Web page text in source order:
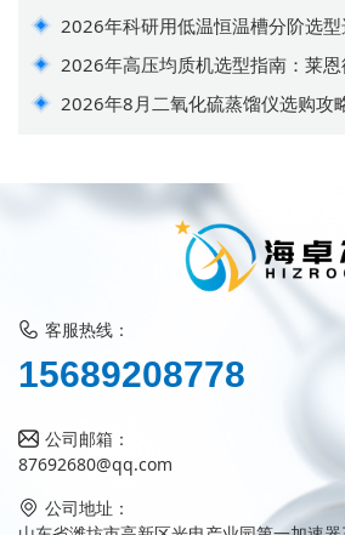
2026年科研用低温恒温槽分阶选
2026年高压均质机选型指南：莱
2026年8月二氧化硫蒸馏仪选购攻
客服热线：
15689208778
公司邮箱：
87692680@qq.com
公司地址：